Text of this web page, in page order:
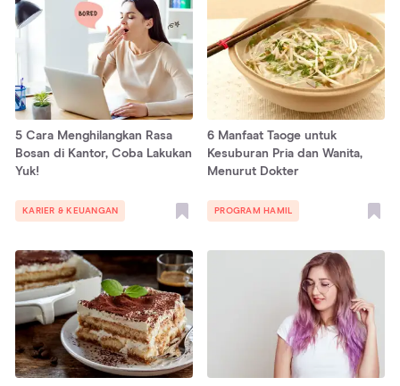
5 Cara Menghilangkan Rasa
Bosan di Kantor, Coba Lakukan
Yuk!
KARIER & KEUANGAN
6 Manfaat Taoge untuk
Kesuburan Pria dan Wanita,
Menurut Dokter
PROGRAM HAMIL